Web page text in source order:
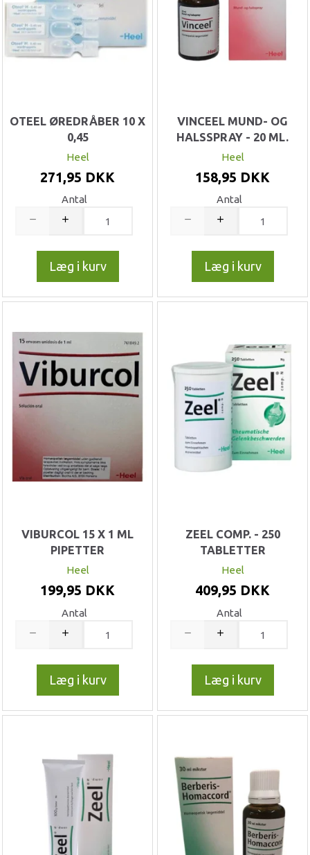
OTEEL ØREDRÅBER 10 X
0,45
Heel
271,95 DKK
Antal
Læg i kurv
VINCEEL MUND- OG
HALSSPRAY - 20 ML.
Heel
158,95 DKK
Antal
Læg i kurv
VIBURCOL 15 X 1 ML
PIPETTER
Heel
199,95 DKK
Antal
Læg i kurv
ZEEL COMP. - 250
TABLETTER
Heel
409,95 DKK
Antal
Læg i kurv